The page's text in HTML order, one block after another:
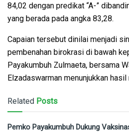
84,02 dengan predikat “A-”
yang berada pada angka 83,28.
Capaian tersebut dinilai menjadi
pembenahan birokrasi di bawah
Payakumbuh Zulmaeta, bersama
Elzadaswarman menunjukkan hasil
Related Posts
Pemko Payakumbuh Dukung